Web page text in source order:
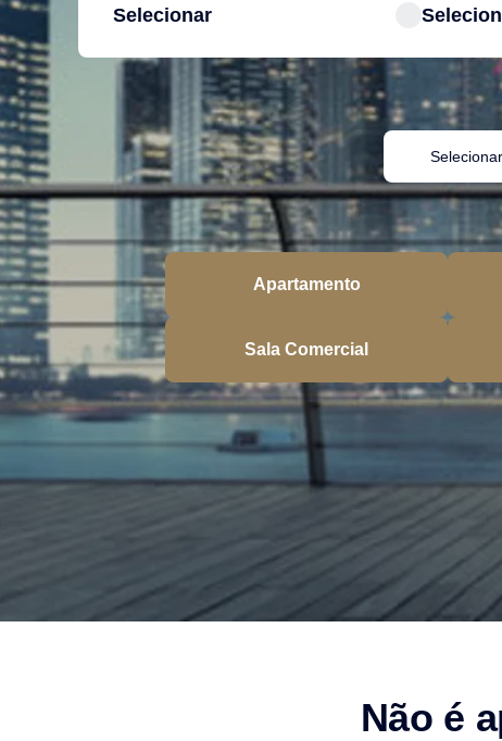
Selecionar
Selecionar
Apartamento
Sala Comercial
Não é